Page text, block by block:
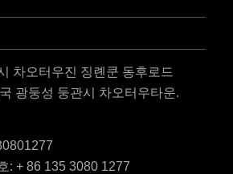
차오터우진 징롄쿤 동후로드
광둥성 둥관시 차오터우타운.
: + 86 135 3080 1277